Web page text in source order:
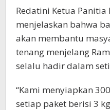
Redatini Ketua Panitia
menjelaskan bahwa
akan membantu
tenang menjelang
selalu hadir dalam
“Kami menyiapkan
setiap paket berisi 3